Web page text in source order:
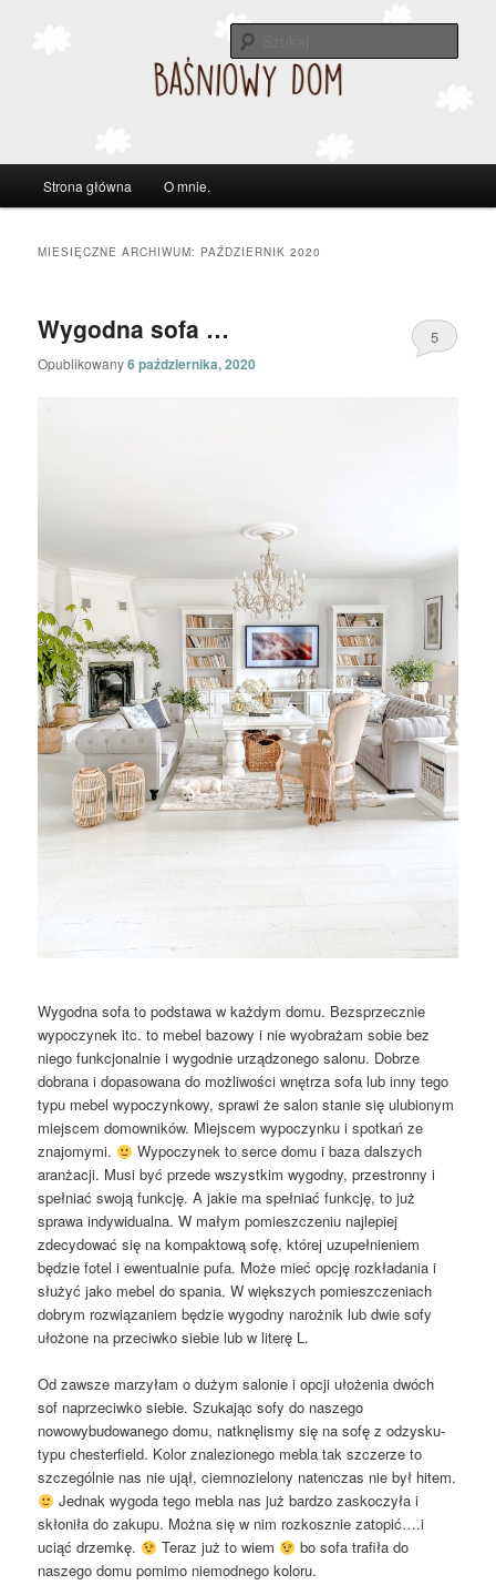
Przeskocz
Przeskocz
Strona główna O mnie.
MIESIĘCZNE ARCHIWUM: PAŹDZIERNIK 2020
Wygodna sofa …
Opublikowany6 października, 2020
5
Wygodna sofa to podstawa w każdym domu. Bezsprzecznie
wypoczynek itc. to mebel bazowy i nie wyobrażam sobie bez
niego funkcjonalnie i wygodnie urządzonego salonu. Dobrze
dobrana i dopasowana do możliwości wnętrza sofa lub inny tego
typu mebel wypoczynkowy, sprawi że salon stanie się ulubionym
miejscem domowników. Miejscem wypoczynku i spotkań ze
znajomymi.
Wypoczynek to serce domu i baza dalszych
aranżacji. Musi być przede wszystkim wygodny, przestronny i
spełniać swoją funkcję. A jakie ma spełniać funkcję, to już
sprawa indywidualna. W małym pomieszczeniu najlepiej
zdecydować się na kompaktową sofę, której uzupełnieniem
będzie fotel i ewentualnie pufa. Może mieć opcję rozkładania i
służyć jako mebel do spania. W większych pomieszczeniach
dobrym rozwiązaniem będzie wygodny narożnik lub dwie sofy
ułożone na przeciwko siebie lub w literę L.
Od zawsze marzyłam o dużym salonie i opcji ułożenia dwóch
sof naprzeciwko siebie. Szukając sofy do naszego
nowowybudowanego domu, natknęlismy się na sofę z odzysku-
typu chesterfield. Kolor znalezionego mebla tak szczerze to
szczególnie nas nie ujął, ciemnozielony natenczas nie był hitem.
Jednak wygoda tego mebla nas już bardzo zaskoczyła i
skłoniła do zakupu. Można się w nim rozkosznie zatopić….i
uciąć drzemkę.
Teraz już to wiem
bo sofa trafiła do
naszego domu pomimo niemodnego koloru.